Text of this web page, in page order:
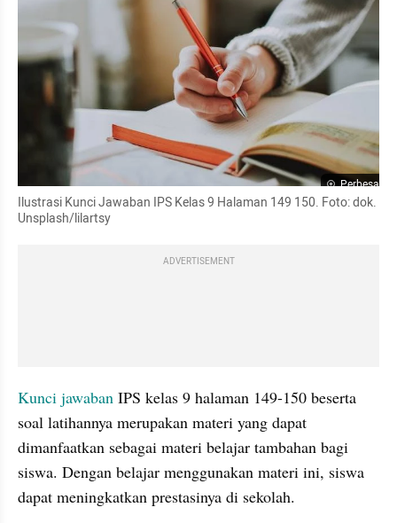
Perbesar
Ilustrasi Kunci Jawaban IPS Kelas 9 Halaman 149 150. Foto: dok.
Unsplash/lilartsy
ADVERTISEMENT
Kunci jawaban IPS kelas 9 halaman 149-150 beserta
soal latihannya merupakan materi yang dapat
dimanfaatkan sebagai materi belajar tambahan bagi
siswa. Dengan belajar menggunakan materi ini, siswa
dapat meningkatkan prestasinya di sekolah.